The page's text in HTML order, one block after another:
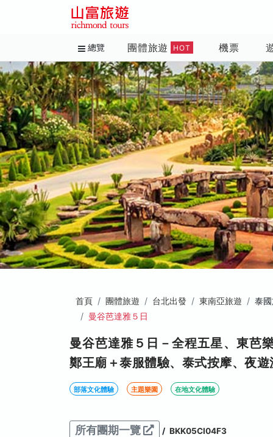
總覽 團體旅遊 HOT 機票
首頁 團體旅遊 台北出發 東南亞旅遊
泰
曼谷芭達雅５日
曼谷芭達雅５日－全程五星、東芭
鄭王廟＋泰服體驗、泰式按摩、夜
部落文化體驗 主題樂園 在地文化體驗
所有團期一覽 / BKK05CI04F3